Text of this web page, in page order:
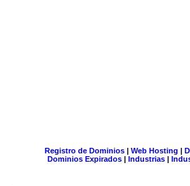
Registro de Dominios| Web Hosting |
Dominios Expirados | Industrias |